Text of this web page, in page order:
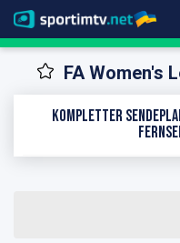
FA Women's
Kompletter